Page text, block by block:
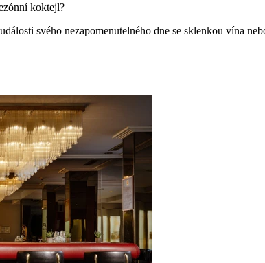
koktejl?
svého nezapomenutelného dne se sklenkou vína